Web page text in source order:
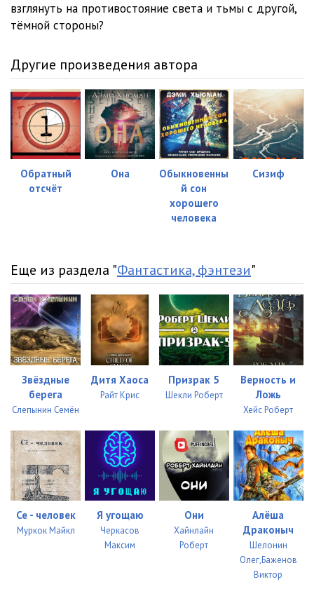
взглянуть на противостояние света и тьмы с другой,
тёмной стороны?
Другие произведения автора
Обратный
отсчёт
Она
Обыкновенны
й сон
хорошего
человека
Сизиф
Еще из раздела "Фантастика, фэнтези"
Звёздные
берега
Слепынин Семён
Дитя Хаоса
Райт Крис
Призрак 5
Шекли Роберт
Верность и
Ложь
Хейс Роберт
Се - человек
Муркок Майкл
Я угощаю
Черкасов
Максим
Они
Хайнлайн
Роберт
Алёша
Драконыч
Шелонин
Олег,Баженов
Виктор